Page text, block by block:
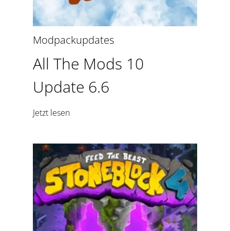
Modpackupdates
All The Mods 10
Update 6.6
Jetzt lesen